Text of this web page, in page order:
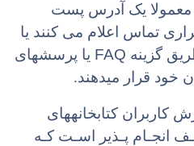
معمولا یک آدرس پست
تماس اعلام می کنند یا
گزینه FAQ یا پرسشهای
خود قرار میدهند.
کاربران کتابخانههای
انجـام پـذیر اسـت کـه